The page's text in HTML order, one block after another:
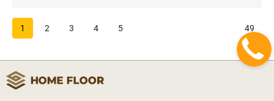
1 2 3 4 5 49